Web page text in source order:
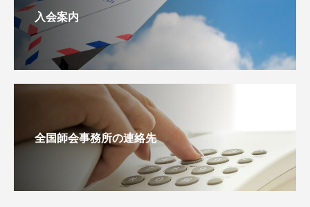
入会案内
全国師会事務所の連絡先